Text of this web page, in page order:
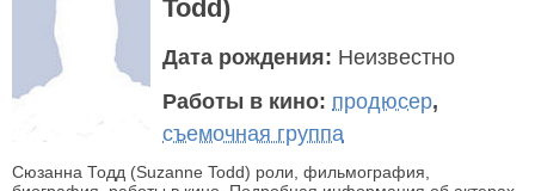
Todd)
Дата рождения: Неизвестно
Работы в кино: продюсер,
съемочная группа
Сюзанна Тодд (Suzanne Todd) роли, фильмография,